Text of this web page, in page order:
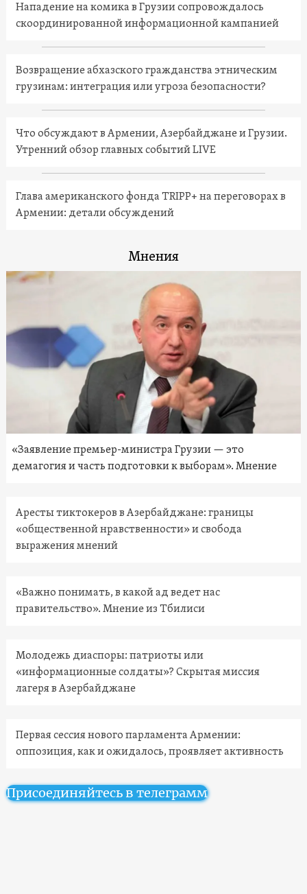
Нападение на комика в Грузии сопровождалось
скоординированной информационной кампанией
Возвращение абхазского гражданства этническим
грузинам: интеграция или угроза безопасности?
Что обсуждают в Армении, Азербайджане и Грузии.
Утренний обзор главных событий LIVE
Глава американского фонда TRIPP+ на переговорах в
Армении: детали обсуждений
Мнения
«Заявление премьер-министра Грузии — это
демагогия и часть подготовки к выборам». Мнение
Аресты тиктокеров в Азербайджане: границы
«общественной нравственности» и свобода
выражения мнений
«Важно понимать, в какой ад ведет нас
правительство». Мнение из Тбилиси
Молодежь диаспоры: патриоты или
«информационные солдаты»? Скрытая миссия
лагеря в Азербайджане
Первая сессия нового парламента Армении:
оппозиция, как и ожидалось, проявляет активность
Присоединяйтесь в телеграмм